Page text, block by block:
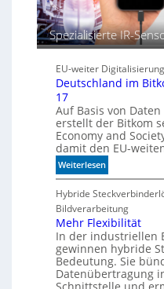
h
b
e
r
e
M
a
s
c
h
i
n
e
n
b
e
Spezialisierte IR-
EU-weiter
Deutschland im
17
Auf Basis von
erstellt der Bitkom
Economy and
damit den EU-
Weiterlesen:
D
e
u
t
s
c
h
l
Hybride
Bildverarbeitung
Mehr Flexibilität
In der industriellen
gewinnen hybride
Bedeutung. Sie
Datenübertragung